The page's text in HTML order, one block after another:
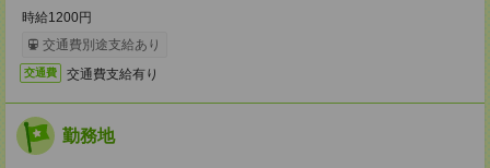
時給1200円
交通費別途支給あり
交通費 交通費支給有り
勤務地